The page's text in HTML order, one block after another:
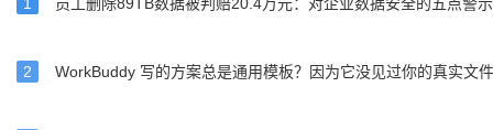
2 WorkBuddy 写的方案总是通用模板？因为它没见过你的真实文件